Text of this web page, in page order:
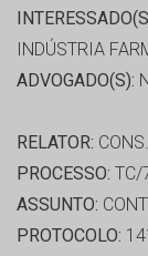
INDÚSTRIA
ADVOGADO(S):
RELATOR:
PROCESSO: TC/
ASSUNTO:
PROTOCOLO: